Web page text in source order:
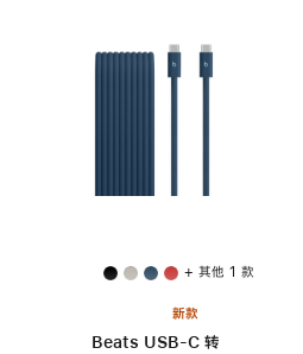
+ 其他 1 款
新款
Beats USB-C 转